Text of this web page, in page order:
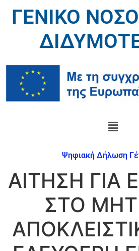
ΓΕΝΙΚΟ
Ψηφιακή Δήλωση
ΑΙΤΗΣΗ ΓΙΑ
ΣΤΟ